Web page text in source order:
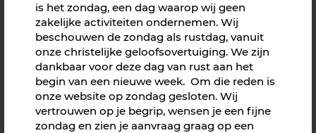
maken deze thee erg smaakvol. Doordat het in
een hersluitbaar zakje zit kan je keer op keer een
karaf vullen met heerlijk tafelwater.
Vanaf 29,95
All-in prijs exclusief BTW en exclusief bedrukking
Let op: minimale besteleenheid!
is het zondag, een dag waarop wij geen
zakelijke activiteiten ondernemen. Wij
beschouwen de zondag als rustdag, vanuit
onze christelijke geloofsovertuiging. We zijn
dankbaar voor deze dag van rust aan het
begin van een nieuwe week. Om die reden is
onze website op zondag gesloten. Wij
vertrouwen op je begrip, wensen je een fijne
zondag en zien je aanvraag graag op een